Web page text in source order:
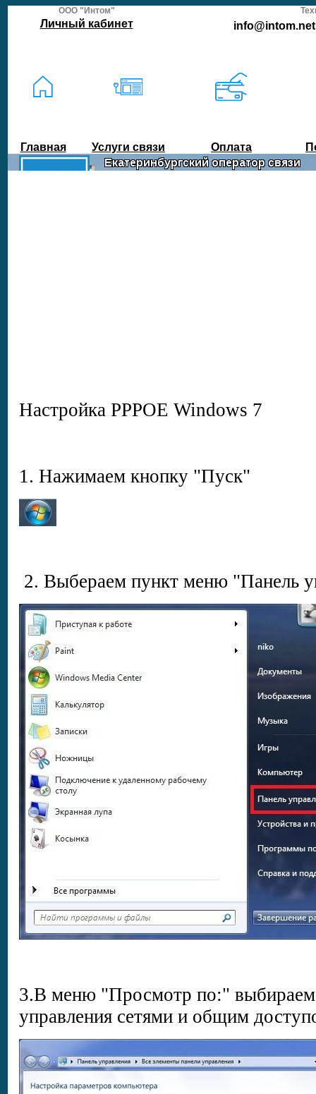
ООО "Интом"
Личный кабинет info@intom.net
Главная Услуги связи Оплата
Настройка PPPOE Windows 7
1. Нажимаем кнопку "Пуск"
2. Выбераем пункт меню "Панель
3.В меню "Просмотр по:"
управления сетями и общим